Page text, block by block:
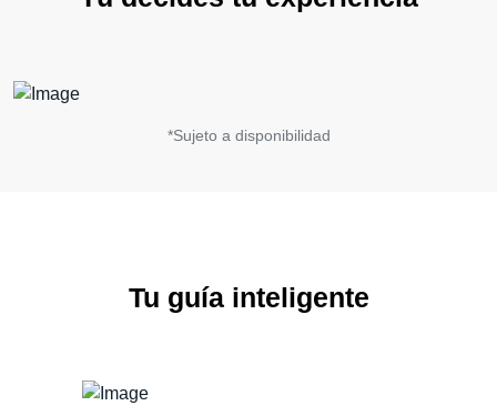
*Sujeto a disponibilidad
Tu guía inteligente